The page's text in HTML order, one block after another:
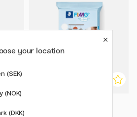
your location
(SEK)
(NOK)
(DKK)